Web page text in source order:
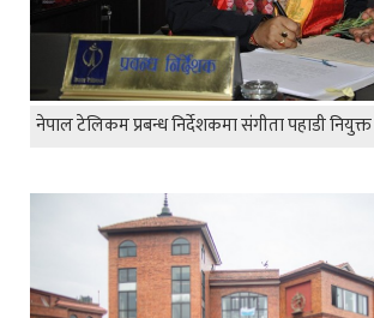
नेपाल टेलिकम प्रबन्ध निर्देशकमा संगीता पहाडी नियुक्त